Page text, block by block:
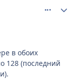
в обоих
128 (последний